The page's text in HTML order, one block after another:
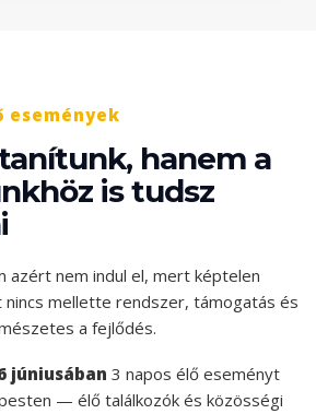
események
hanem a
is tudsz
azért nem indul el, mert képtelen
nincs mellette rendszer, támogatás és
a fejlődés.
júniusában 3 napos élő eseményt
— élő találkozók és közösségi